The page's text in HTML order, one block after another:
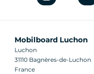
Mobilboard Luchon
Luchon
31110 Bagnères-de-Luchon
France